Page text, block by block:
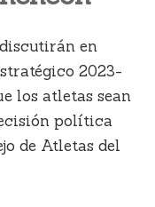
en
2023-
los atletas sean
política
de Atletas del